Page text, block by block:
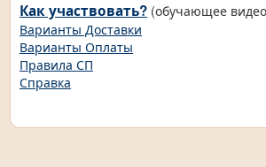
Как участвовать? (обучающее
Варианты Доставки
Варианты Оплаты
Правила СП
Справка